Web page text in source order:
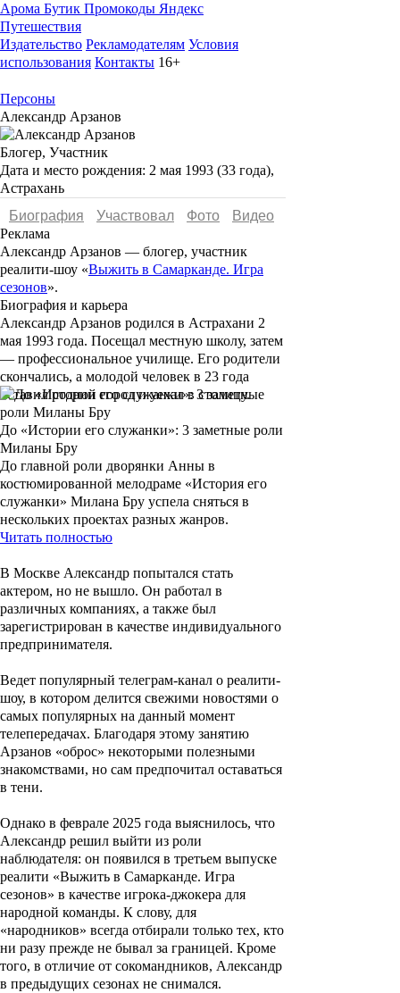
Арома Бутик Промокоды Яндекс
Путешествия
Издательство Рекламодателям Условия
использования Контакты 16+
Персоны
Александр Арзанов
Блогер, Участник
Дата и место рождения: 2 мая 1993 (33 года),
Астрахань
Биография
Участвовал Фото
Видеo
Реклама
Александр Арзанов — блогер, участник
реалити-шоу «Выжить в Самарканде. Игра
сезонов».
Биография и карьера
Александр Арзанов родился в Астрахани 2
мая 1993 года. Посещал местную школу, затем
— профессиональное училище. Его родители
скончались, а молодой человек в 23 года
оставил родной город и уехал в столицу.
До «Истории его служанки»: 3 заметные роли
Миланы Бру
До главной роли дворянки Анны в
костюмированной мелодраме «История его
служанки» Милана Бру успела сняться в
нескольких проектах разных жанров.
Читать полностью
В Москве Александр попытался стать
актером, но не вышло. Он работал в
различных компаниях, а также был
зарегистрирован в качестве индивидуального
предпринимателя.
Ведет популярный телеграм-канал о реалити-
шоу, в котором делится свежими новостями о
самых популярных на данный момент
телепередачах. Благодаря этому занятию
Арзанов «оброс» некоторыми полезными
знакомствами, но сам предпочитал оставаться
в тени.
Однако в феврале 2025 года выяснилось, что
Александр решил выйти из роли
наблюдателя: он появился в третьем выпуске
реалити «Выжить в Самарканде. Игра
сезонов» в качестве игрока-джокера для
народной команды. К слову, для
«народников» всегда отбирали только тех, кто
ни разу прежде не бывал за границей. Кроме
того, в отличие от сокомандников, Александр
в предыдущих сезонах не снимался.